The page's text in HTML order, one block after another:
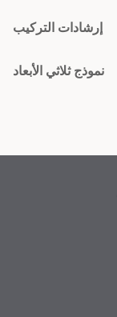
إرشادات التركيب
نموذج ثلاثي الأبعاد